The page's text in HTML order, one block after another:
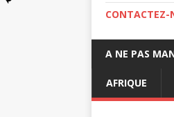
CONTACTEZ-
A NE PAS
AFRIQUE